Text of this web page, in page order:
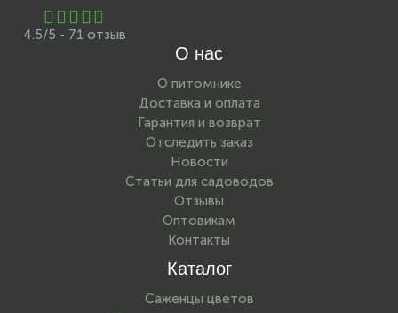
4.5/5 - 71 отзыв
О нас
О питомнике
Доставка и оплата
Гарантия и возврат
Отследить заказ
Новости
Статьи для садоводов
Отзывы
Оптовикам
Контакты
Каталог
Саженцы цветов